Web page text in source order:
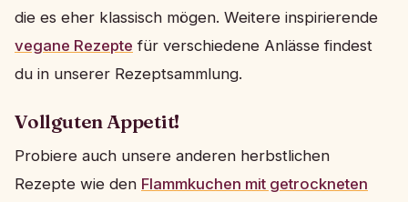
die es eher klassisch mögen. Weitere inspirierende
vegane Rezepte für verschiedene Anlässe findest
du in unserer Rezeptsammlung.
Vollguten Appetit!
Probiere auch unsere anderen herbstlichen
Rezepte wie den Flammkuchen mit getrockneten